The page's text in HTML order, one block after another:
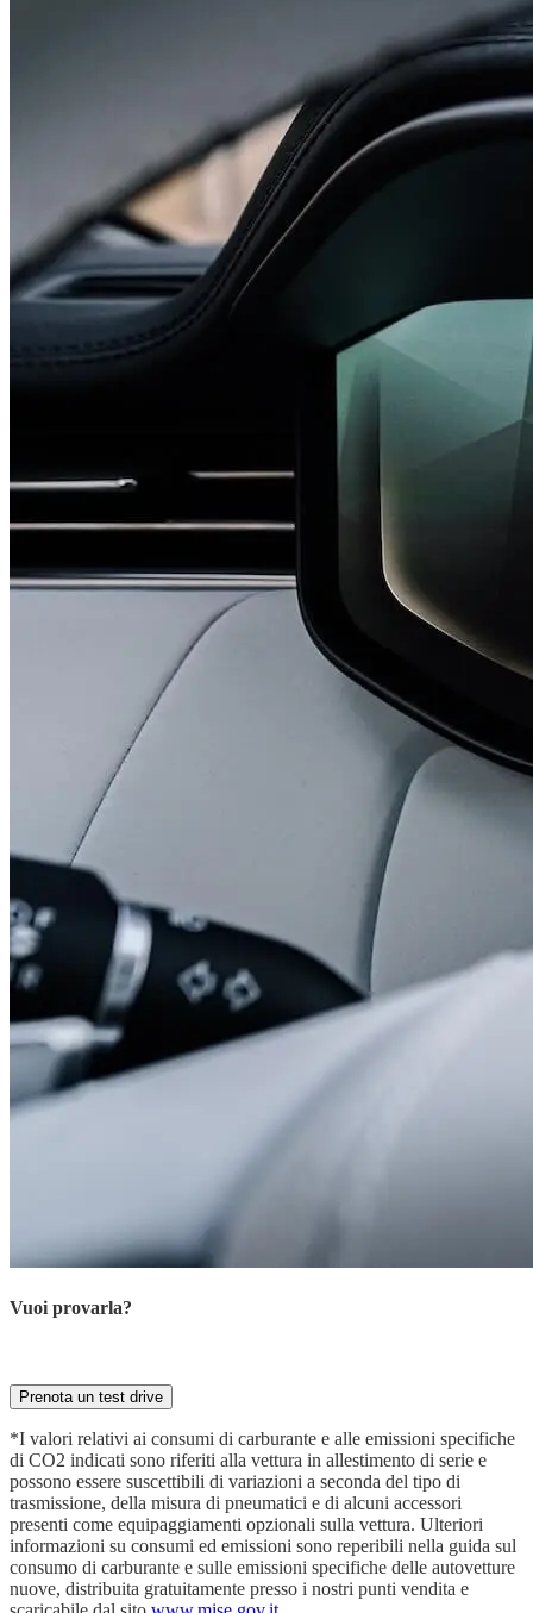
Vuoi provarla?
Prenota un test drive
*I valori relativi ai consumi di carburante e alle emissioni specifiche
di CO2 indicati sono riferiti alla vettura in allestimento di serie e
possono essere suscettibili di variazioni a seconda del tipo di
trasmissione, della misura di pneumatici e di alcuni accessori
presenti come equipaggiamenti opzionali sulla vettura. Ulteriori
informazioni su consumi ed emissioni sono reperibili nella guida sul
consumo di carburante e sulle emissioni specifiche delle autovetture
nuove, distribuita gratuitamente presso i nostri punti vendita e